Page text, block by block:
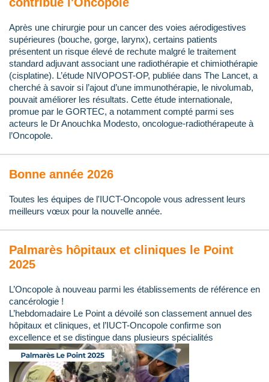
Après une chirurgie pour un cancer des voies aérodigestives
supérieures (bouche, gorge, larynx), certains patients
présentent un risque élevé de rechute malgré le traitement
standard adjuvant associant une radiothérapie et chimiothérapie
(cisplatine). L’étude NIVOPOST-OP, publiée dans The Lancet, a
cherché à savoir si l’ajout d’une immunothérapie, le nivolumab,
pouvait améliorer les résultats. Cette étude internationale,
promue par le GORTEC, a notamment compté parmi ses
acteurs le Dr Anouchka Modesto, oncologue-radiothérapeute à
l’Oncopole.
Bonne année 2026
Toutes les équipes de l'IUCT-Oncopole vous adressent leurs
meilleurs vœux pour la nouvelle année.
Palmarès hôpitaux et cliniques le Point
2025
L’Oncopole à nouveau parmi les établissements de référence en
cancérologie !
L’hebdomadaire Le Point a dévoilé son classement annuel des
hôpitaux et cliniques, et l’IUCT-Oncopole confirme son
excellence et se distingue dans plusieurs spécialités